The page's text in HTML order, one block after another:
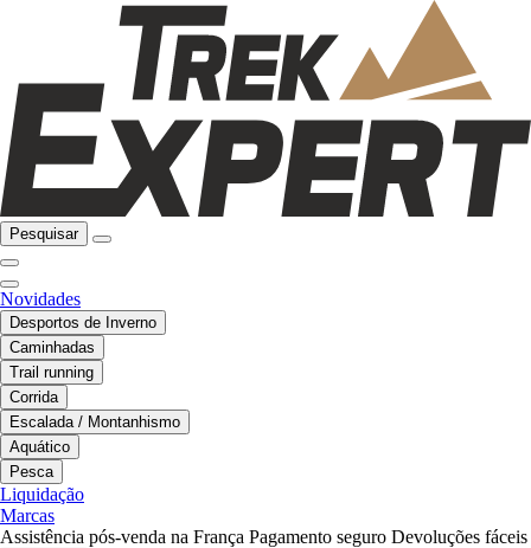
Pesquisar
Novidades
Desportos de Inverno
Caminhadas
Trail running
Corrida
Escalada / Montanhismo
Aquático
Pesca
Liquidação
Marcas
Assistência pós-venda na França Pagamento seguro Devoluções fáceis